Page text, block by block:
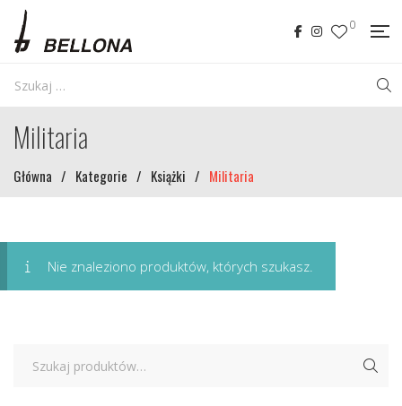
0
Militaria
Główna / Kategorie / Książki / Militaria
Nie znaleziono produktów, których szukasz.